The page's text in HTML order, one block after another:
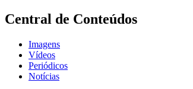
Central de Conteúdos
Imagens
Vídeos
Periódicos
Notícias